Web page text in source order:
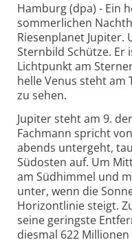
Hamburg (dpa) - Ein
sommerlichen
Riesenplanet
Sternbild Schütze. Er
Lichtpunkt am
helle Venus steht
zu sehen.
Jupiter steht am 9.
Fachmann spricht
abends untergeht,
Südosten auf. Um
am Südhimmel und
unter, wenn die
Horizontlinie steigt.
seine geringste
diesmal 622